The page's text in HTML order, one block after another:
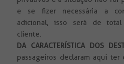
e se fizer necessária a
adicional, isso será de total
cliente.
DA CARACTERÍSTICA DOS
passageiros declaram aqui